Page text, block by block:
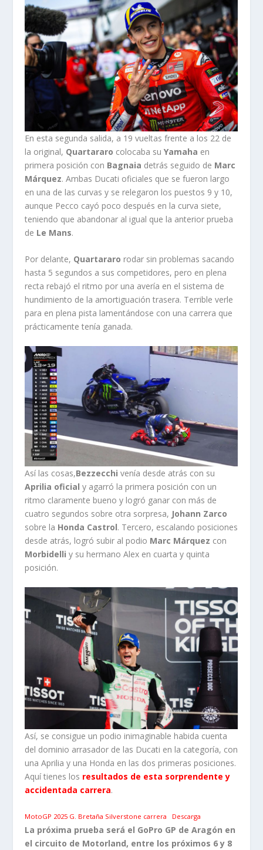
En esta segunda salida, a 19 vueltas frente a los 22 de
la original, Quartararo colocaba suYamaha en
primera posición con Bagnaia detrás seguido de Marc
Márquez. Ambas Ducati oficiales que se fueron largo
en una de las curvas y se relegaron los puestos 9 y 10,
aunque Pecco cayó poco después en la curva siete,
teniendo que abandonar al igual que la anterior prueba
de Le Mans.
Por delante, Quartararo rodar sin problemas sacando
hasta 5 segundos a sus competidores, pero en plena
recta rebajó el ritmo por una avería en el sistema de
hundimiento de la amortiguación trasera. Terrible verle
para en plena pista lamentándose con una carrera que
prácticamente tenía ganada.
Así las cosas,Bezzecchivenía desde atrás con su
Aprilia oficialy agarró la primera posición con un
ritmo claramente bueno y logró ganar con más de
cuatro segundos sobre otra sorpresa, Johann Zarco
sobre la Honda Castrol. Tercero, escalando posiciones
desde atrás, logró subir al podio Marc Márquez con
Morbidelliy su hermano Alex en cuarta y quinta
posición.
Así, se consigue un podio inimaginable habida cuenta
del dominio arrasador de las Ducati en la categoría, con
una Aprilia y una Honda en las dos primeras posiciones.
Aquí tienes los resultados de esta sorprendente y
accidentada carrera.
MotoGP 2025 G. Bretaña Silverstone carrera Descarga
La próxima prueba será el GoPro GP de Aragón en
el circuito de Motorland, entre los próximos 6 y 8